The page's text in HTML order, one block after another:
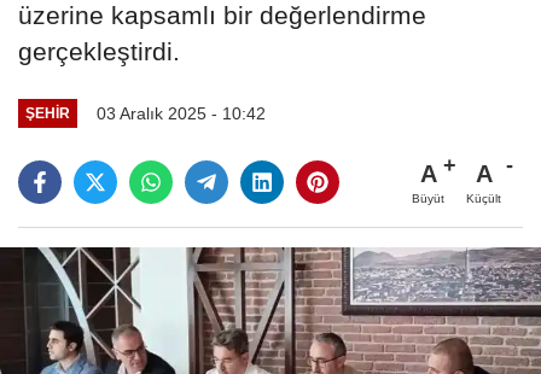
üzerine kapsamlı bir değerlendirme
gerçekleştirdi.
ŞEHIR 03 Aralık 2025 - 10:42
A
Büyüt
A
Küçült